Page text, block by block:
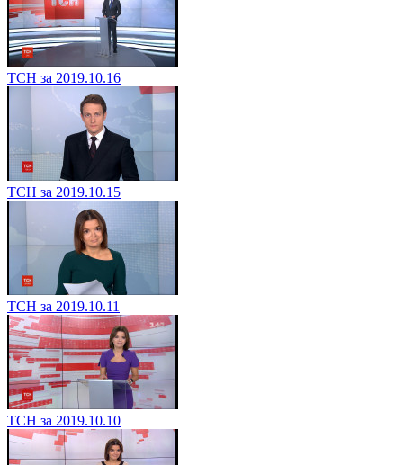
ТСН за 2019.10.16
ТСН за 2019.10.15
ТСН за 2019.10.11
ТСН за 2019.10.10